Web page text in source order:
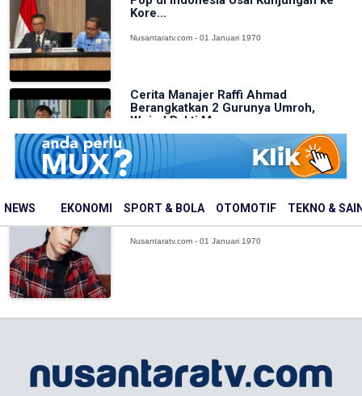
NEWS EKONOMI SPORT & BOLA OTOMOTIF TEKNO &
Kore...
Nusantaratv.com - 01 Januari 1970
Cerita Manajer Raffi Ahmad
Berangkatkan 2 Gurunya Umroh,
Wujud Bakti M...
Nusantaratv.com - 01 Januari 1970
Innalillahi, Penyanyi Vidi Aldiano
Meninggal Dunia
Nusantaratv.com - 01 Januari 1970